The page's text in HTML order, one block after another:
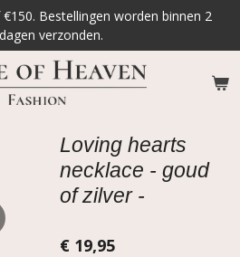
Bestellingen worden binnen 2
verzonden.
Loving hearts
necklace - goud
of zilver -
€ 19,95